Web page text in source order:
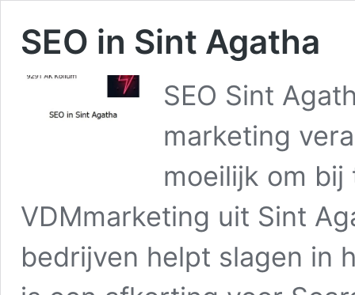
SEO in Sint Agatha
SEO Sint
marketing
moeilijk om bij
VDMmarketing uit Sint
bedrijven helpt slagen in